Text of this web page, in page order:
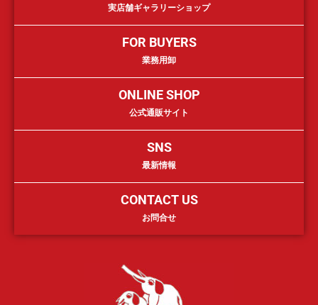
実店舗ギャラリーショップ
FOR BUYERS
業務用卸
ONLINE SHOP
公式通販サイト
SNS
最新情報
CONTACT US
お問合せ